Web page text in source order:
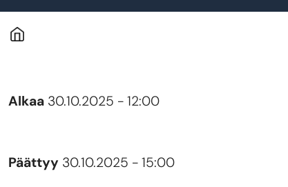
Alkaa 30.10.2025 - 12:00
Päättyy 30.10.2025 - 15:00